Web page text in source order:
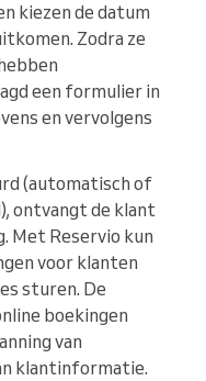
kiezen de datum
Zodra ze
een formulier in
en vervolgens
(automatisch of
ontvangt de klant
Met Reservio kun
voor klanten
sturen. De
boekingen
van
klantinformatie.